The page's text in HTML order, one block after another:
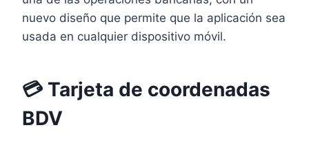
nuevo diseño que permite que la aplicación sea
usada en cualquier dispositivo móvil.
💳 Tarjeta de coordenadas
BDV